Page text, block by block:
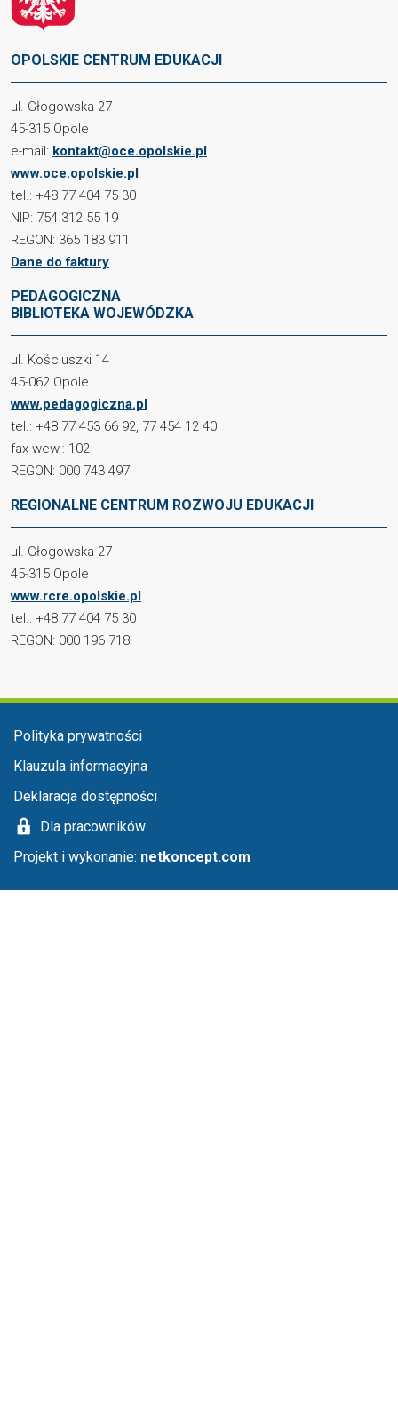
OPOLSKIE CENTRUM EDUKACJI
ul. Głogowska 27
45-315 Opole
e-mail: kontakt@oce.opolskie.pl
www.oce.opolskie.pl
tel.: +48 77 404 75 30
NIP: 754 312 55 19
REGON: 365 183 911
Dane do faktury
PEDAGOGICZNA
BIBLIOTEKA WOJEWÓDZKA
ul. Kościuszki 14
45-062 Opole
www.pedagogiczna.pl
tel.: +48 77 453 66 92, 77 454 12 40
fax wew.: 102
REGON: 000 743 497
REGIONALNE CENTRUM ROZWOJU EDUKACJI
ul. Głogowska 27
45-315 Opole
www.rcre.opolskie.pl
tel.: +48 77 404 75 30
REGON: 000 196 718
Menu stopka
Polityka prywatności
Klauzula informacyjna
Deklaracja dostępności
Dla pracowników
Projekt i wykonanie: netkoncept.com